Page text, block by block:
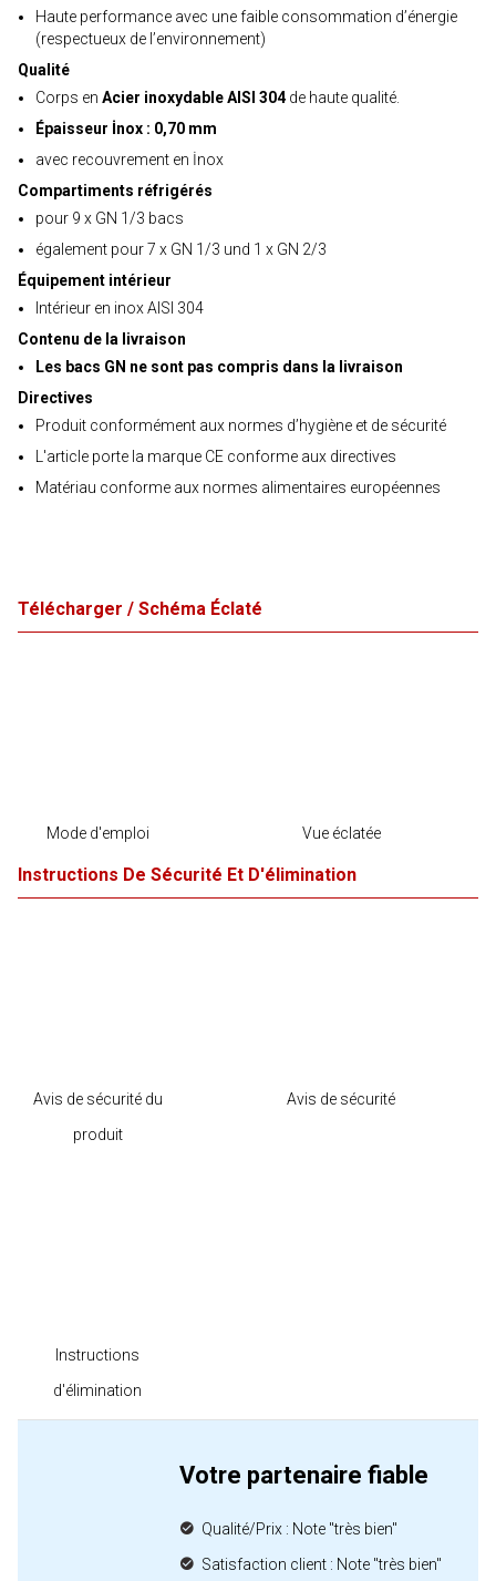
Haute performance avec une faible consommation d’énergie
(respectueux de l’environnement)
Qualité
Corps en Acier inoxydable AISI 304de haute qualité.
Épaisseur İnox : 0,70 mm
avec recouvrement en İnox
Compartiments réfrigérés
pour 9 x GN 1/3 bacs
également pour 7 x GN 1/3 und 1 x GN 2/3
Équipement intérieur
Intérieur en inox AISI 304
Contenu de la livraison
Les bacs GN ne sont pas compris dans la livraison
Directives
Produit conformément aux normes d’hygiène et de sécurité
L'article porte la marque CE conforme aux directives
Matériau conforme aux normes alimentaires européennes
Télécharger / Schéma Éclaté
Mode d'emploi Vue éclatée
Instructions De Sécurité Et D'élimination
Avis de sécurité du
produit
Avis de sécurité
Instructions
d'élimination
Votre partenaire fiable
Qualité/Prix : Note "très bien"
Satisfaction client : Note "très bien"